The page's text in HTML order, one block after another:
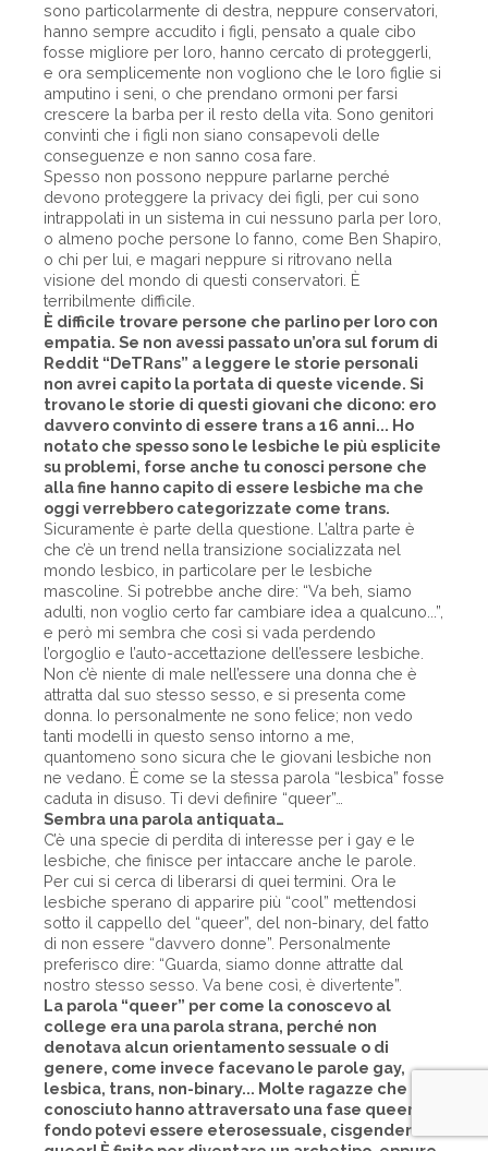
sono particolarmente di destra, neppure conservatori,
hanno sempre accudito i figli, pensato a quale cibo
fosse migliore per loro, hanno cercato di proteggerli,
e ora semplicemente non vogliono che le loro figlie si
amputino i seni, o che prendano ormoni per farsi
crescere la barba per il resto della vita. Sono genitori
convinti che i figli non siano consapevoli delle
conseguenze e non sanno cosa fare.
Spesso non possono neppure parlarne perché
devono proteggere la privacy dei figli, per cui sono
intrappolati in un sistema in cui nessuno parla per loro,
o almeno poche persone lo fanno, come Ben Shapiro,
o chi per lui, e magari neppure si ritrovano nella
visione del mondo di questi conservatori. È
terribilmente difficile.
È difficile trovare persone che parlino per loro con
empatia. Se non avessi passato un’ora sul forum di
Reddit “DeTRans” a leggere le storie personali
non avrei capito la portata di queste vicende. Si
trovano le storie di questi giovani che dicono: ero
davvero convinto di essere trans a 16 anni... Ho
notato che spesso sono le lesbiche le più esplicite
su problemi, forse anche tu conosci persone che
alla fine hanno capito di essere lesbiche ma che
oggi verrebbero categorizzate come trans.
Sicuramente è parte della questione. L’altra parte è
che c’è un trend nella transizione socializzata nel
mondo lesbico, in particolare per le lesbiche
mascoline. Si potrebbe anche dire: “Va beh, siamo
adulti, non voglio certo far cambiare idea a qualcuno...”,
e però mi sembra che così si vada perdendo
l’orgoglio e l’auto-accettazione dell’essere lesbiche.
Non c’è niente di male nell’essere una donna che è
attratta dal suo stesso sesso, e si presenta come
donna. Io personalmente ne sono felice; non vedo
tanti modelli in questo senso intorno a me,
quantomeno sono sicura che le giovani lesbiche non
ne vedano. È come se la stessa parola “lesbica” fosse
caduta in disuso. Ti devi definire “queer”…
Sembra una parola antiquata…
C’è una specie di perdita di interesse per i gay e le
lesbiche, che finisce per intaccare anche le parole.
Per cui si cerca di liberarsi di quei termini. Ora le
lesbiche sperano di apparire più “cool” mettendosi
sotto il cappello del “queer”, del non-binary, del fatto
di non essere “davvero donne”. Personalmente
preferisco dire: “Guarda, siamo donne attratte dal
nostro stesso sesso. Va bene così, è divertente”.
La parola “queer” per come la conoscevo al
college era una parola strana, perché non
denotava alcun orientamento sessuale o di
genere, come invece facevano le parole gay,
lesbica, trans, non-binary... Molte ragazze che ho
conosciuto hanno attraversato una fase queer, in
fondo potevi essere eterosessuale, cisgender e